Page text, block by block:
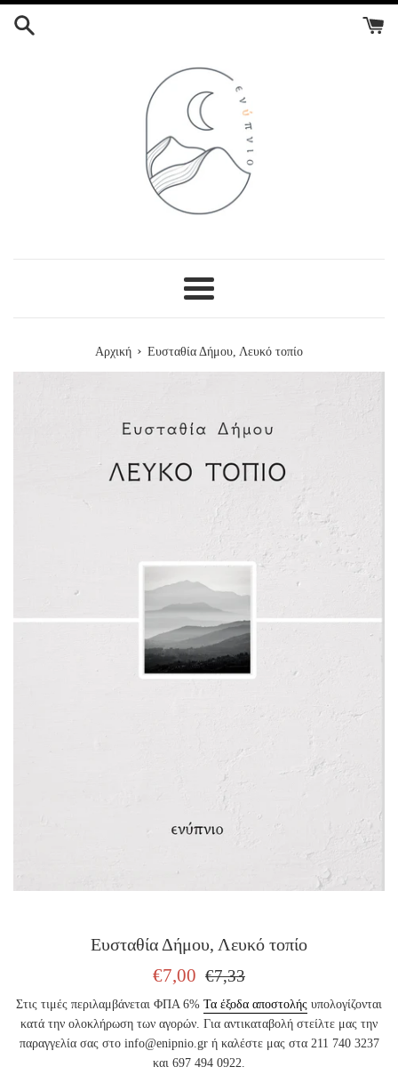
ΣΤΟ
Menu
Αρχική › Ευσταθία Δήμου, Λευκό τοπίο
Ευσταθία Δήμου, Λευκό τοπίο
ΤΙΜΗ
€7,00
ΤΙΜΗ
€7,33
Στις τιμές περιλαμβάνεται ΦΠΑ 6% Τα έξοδα αποστολής υπολογίζονται
κατά την ολοκλήρωση των αγορών. Για αντικαταβολή στείλτε μας την
παραγγελία σας στο info@enipnio.gr ή καλέστε μας στα 211 740 3237
και 697 494 0922.